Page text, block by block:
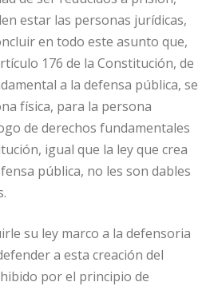
estar las personas jurídicas,
en todo este asunto que,
176 de la Constitución, de
a la defensa pública, se
física, para la persona
de derechos fundamentales
igual que la ley que crea
pública, no les son dables
su ley marco a la defensoria
a esta creación del
por el principio de